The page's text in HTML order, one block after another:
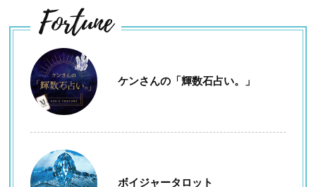
Fortune
ケンさんの「輝数石占い。」
ボイジャータロット